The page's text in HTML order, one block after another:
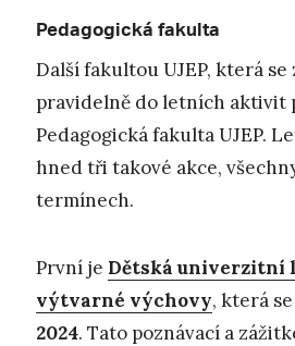
Pedagogická fakulta
Další fakultou UJEP, která se
pravidelně do letních aktivit
Pedagogická fakulta UJEP.
hned tři takové akce,
termínech.
První je Dětská univerzitní
výtvarné výchovy, která
2024. Tato poznávací a